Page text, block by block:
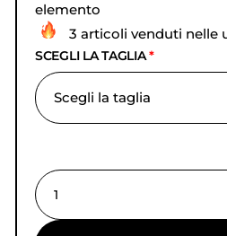
elemento
3 articoli venduti nelle
SCEGLI LA TAGLIA*